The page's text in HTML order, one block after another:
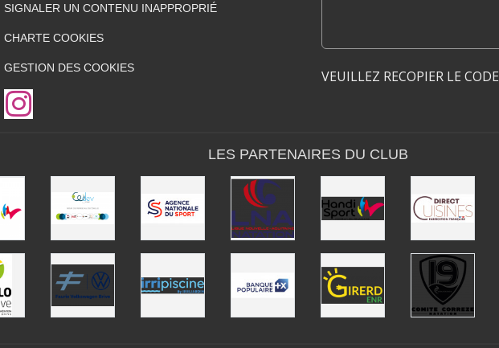
SIGNALER UN CONTENU INAPPROPRIÉ
CHARTE COOKIES
GESTION DES COOKIES VEUILLEZ RECOPIER LE CODE
LES PARTENAIRES DU CLUB